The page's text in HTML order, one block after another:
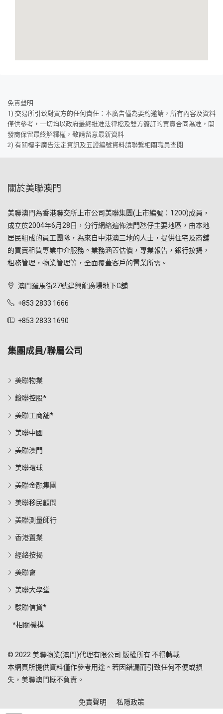
免責聲明
1) 交易所引致對買方的任何責任：本廣告僅為要約邀請，所有內容及資料
僅供參考，一切均以政府最終批准法律檔及雙方簽訂的買賣合同為准，開
發商保留最終解釋權，敬請留意最新資料
2) 有關樓宇廣告法定資訊及五證編號資料請聯繫相關職員查閱
關於美聯澳門
美聯澳門為香港聯交所上市公司美聯集團(上市編號：1200)成員，
成立於2004年6月28日，分行網絡遍佈澳門氹仔主要地區，由本地
居民組成的員工團隊，為來自中港澳三地的人士，提供住宅及商舖
的買賣租賃專業中介服務。業務涵蓋估價，專業報告，銀行按揭，
租務管理，物業管理等，全面覆蓋客戶的置業所需。
澳門羅馬街27號建興龍廣場地下G舖
+853 2833 1666
+853 2833 1690
集團成員/聯屬公司
美聯物業
鋑聯控股*
美聯工商舖*
美聯中國
美聯澳門
美聯環球
美聯金融集團
美聯移民顧問
美聯測量師行
香港置業
經絡按揭
美聯會
美聯大學堂
駿聯信貸*
*相關機構
© 2022 美聯物業(澳門)代理有限公司 版權所有 不得轉載
本網頁所提供資料僅作參考用途。若因錯漏而引致任何不便或損
失，美聯澳門概不負責。
免責聲明 私隱政策